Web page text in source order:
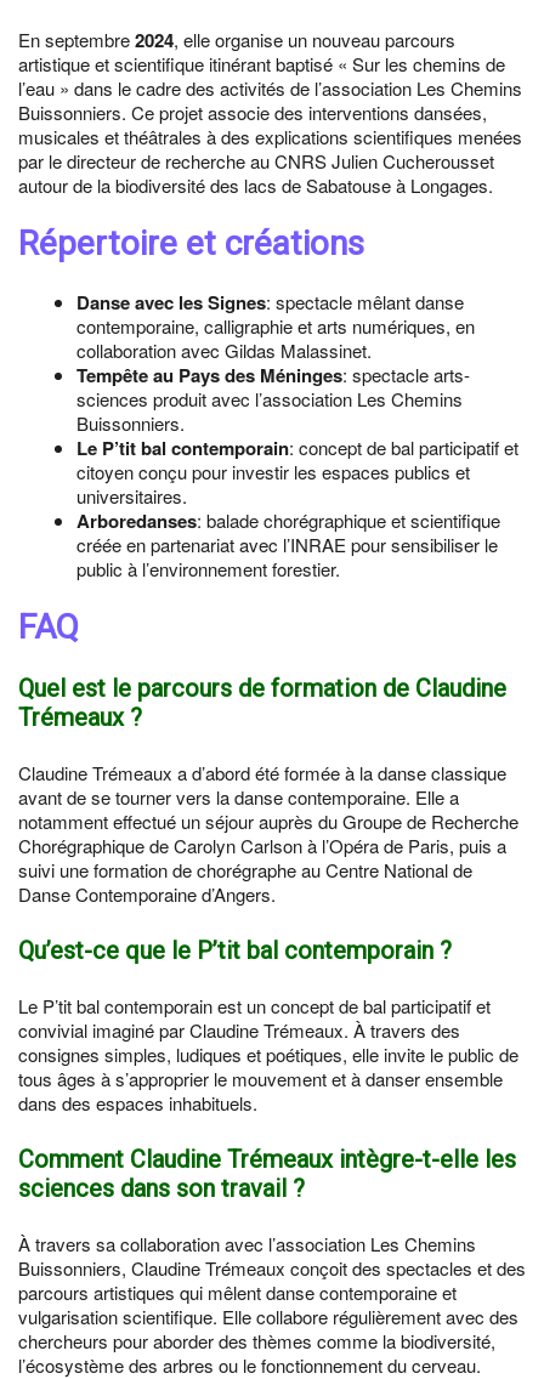
En septembre2024, elle organise un nouveau parcours
artistique et scientifique itinérant baptisé « Sur les chemins de
l’eau » dans le cadre des activités de l’association Les Chemins
Buissonniers. Ce projet associe des interventions dansées,
musicales et théâtrales à des explications scientifiques menées
par le directeur de recherche au CNRS Julien Cucherousset
autour de la biodiversité des lacs de Sabatouse à Longages.
Répertoire et créations
Danse avec les Signes: spectacle mêlant danse
contemporaine, calligraphie et arts numériques, en
collaboration avec Gildas Malassinet.
Tempête au Pays des Méninges: spectacle arts-
sciences produit avec l’association Les Chemins
Buissonniers.
Le P’tit bal contemporain: concept de bal participatif et
citoyen conçu pour investir les espaces publics et
universitaires.
Arboredanses: balade chorégraphique et scientifique
créée en partenariat avec l’INRAE pour sensibiliser le
public à l’environnement forestier.
FAQ
Quel est le parcours de formation de Claudine
Trémeaux ?
Claudine Trémeaux a d’abord été formée à la danse classique
avant de se tourner vers la danse contemporaine. Elle a
notamment effectué un séjour auprès du Groupe de Recherche
Chorégraphique de Carolyn Carlson à l’Opéra de Paris, puis a
suivi une formation de chorégraphe au Centre National de
Danse Contemporaine d’Angers.
Qu’est-ce que le P’tit bal contemporain ?
Le P’tit bal contemporain est un concept de bal participatif et
convivial imaginé par Claudine Trémeaux. À travers des
consignes simples, ludiques et poétiques, elle invite le public de
tous âges à s’approprier le mouvement et à danser ensemble
dans des espaces inhabituels.
Comment Claudine Trémeaux intègre-t-elle les
sciences dans son travail ?
À travers sa collaboration avec l’association Les Chemins
Buissonniers, Claudine Trémeaux conçoit des spectacles et des
parcours artistiques qui mêlent danse contemporaine et
vulgarisation scientifique. Elle collabore régulièrement avec des
chercheurs pour aborder des thèmes comme la biodiversité,
l’écosystème des arbres ou le fonctionnement du cerveau.